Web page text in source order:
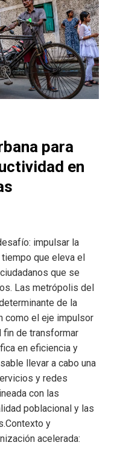
para
en
impulsar la
que eleva el
que se
Las metrópolis del
de la
como el eje impulsor
fin de transformar
en eficiencia y
llevar a cabo una
y redes
con las
poblacional y las
y
acelerada: